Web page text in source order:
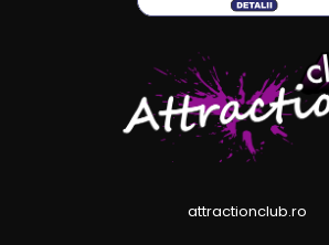
attractionclub.ro